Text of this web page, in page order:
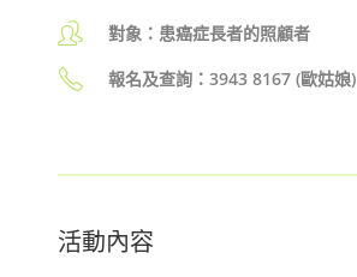
對象： 患癌症長者的照顧者
報名及查詢： 3943 8167 (歐姑娘)
活動內容